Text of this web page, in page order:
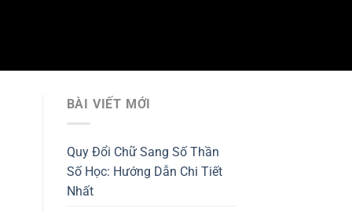
BÀI VIẾT MỚI
Quy Đổi Chữ Sang Số Thần
Số Học: Hướng Dẫn Chi Tiết
Nhất